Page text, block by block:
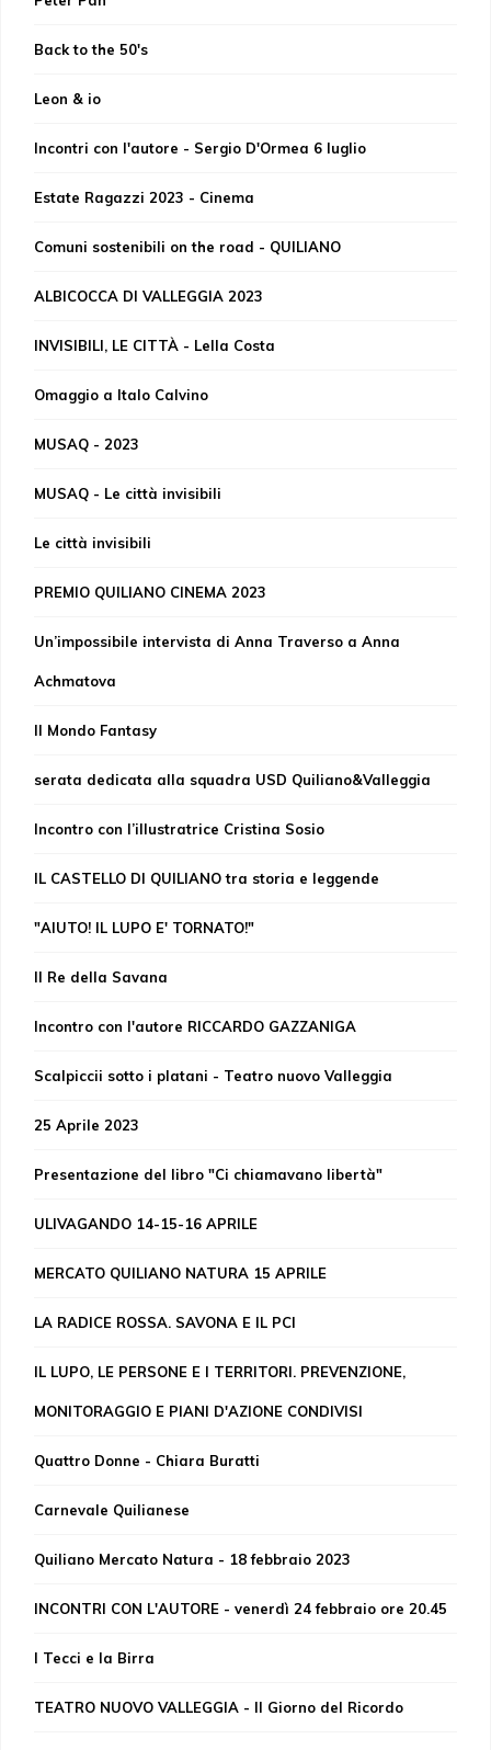
Back to the 50's
Leon & io
Incontri con l'autore - Sergio D'Ormea 6 luglio
Estate Ragazzi 2023 - Cinema
Comuni sostenibili on the road - QUILIANO
ALBICOCCA DI VALLEGGIA 2023
INVISIBILI, LE CITTÀ - Lella Costa
Omaggio a Italo Calvino
MUSAQ - 2023
MUSAQ - Le città invisibili
Le città invisibili
PREMIO QUILIANO CINEMA 2023
Un’impossibile intervista di Anna Traverso a Anna
Achmatova
Il Mondo Fantasy
serata dedicata alla squadra USD Quiliano&Valleggia
Incontro con l’illustratrice Cristina Sosio
IL CASTELLO DI QUILIANO tra storia e leggende
"AIUTO! IL LUPO E' TORNATO!"
Il Re della Savana
Incontro con l'autore RICCARDO GAZZANIGA
Scalpiccii sotto i platani - Teatro nuovo Valleggia
25 Aprile 2023
Presentazione del libro "Ci chiamavano libertà"
ULIVAGANDO 14-15-16 APRILE
MERCATO QUILIANO NATURA 15 APRILE
LA RADICE ROSSA. SAVONA E IL PCI
IL LUPO, LE PERSONE E I TERRITORI. PREVENZIONE,
MONITORAGGIO E PIANI D'AZIONE CONDIVISI
Quattro Donne - Chiara Buratti
Carnevale Quilianese
Quiliano Mercato Natura - 18 febbraio 2023
INCONTRI CON L'AUTORE - venerdì 24 febbraio ore 20.45
I Tecci e la Birra
TEATRO NUOVO VALLEGGIA - Il Giorno del Ricordo